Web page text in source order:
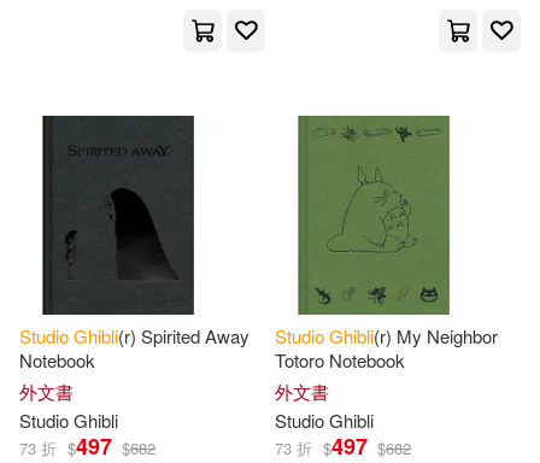
StudioGhibli(r) Spirited Away
Notebook
外文書
StudioGhibli
73 折 $497 $682
StudioGhibli(r) My Neighbor
Totoro Notebook
外文書
StudioGhibli
73 折 $497 $682